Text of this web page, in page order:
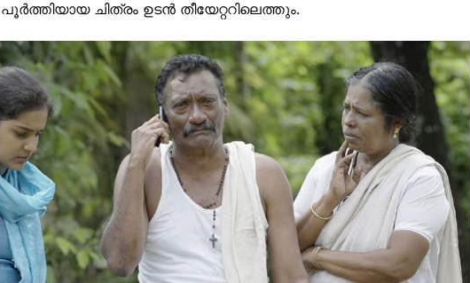
ചിത്രം ഉടൻ തീയേറ്ററിലെത്തും.